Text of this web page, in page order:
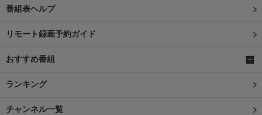
番組表ヘルプ
リモート録画予約ガイド
おすすめ番組
ランキング
チャンネル一覧